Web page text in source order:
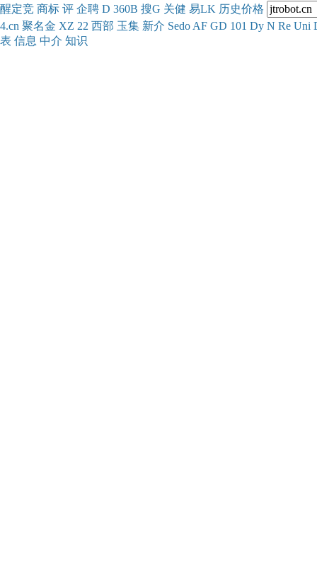
醒定竞 商标 评 企聘 D 360B 搜G 关健 易LK 历史价格
4.cn 聚名金 XZ 22 西部 玉集 新介 Sedo AF GD 101 Dy N Re Uni
表 信息 中介 知识